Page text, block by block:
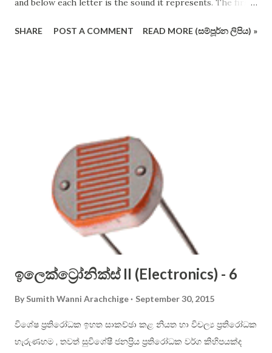
and below each letter is the sound it represents. The first
the consonants of Sinhala alphabet (not in the conventional
alphabet is phonetic (that is, each letter shall have one
dedicated sound only), therefore it is easier to use than
English alphabet. Consonant letters cannot be sounded on
their own, and you have to use vowels to aid in them to be
pronounced. In English, you just place the vowel just after
the constant. For example: ...
SHARE POST A COMMENT READ MORE (සම්පූර්න ලිපිය) »
ඉලෙක්ට්‍රෝනික්ස් II (Electronics) - 6
By Sumith Wanni Arachchige September 30, 2015
විශේෂ ප්‍රතිරෝධක ඉහත සාකච්ඡා කළ නියත හා විචල්‍ය ප්‍රතිරෝධක
හැරුණහම , තවත් සුවිශේෂී ජනප්‍රිය ප්‍රතිරෝධක වර්ග කිහිපයක්ද